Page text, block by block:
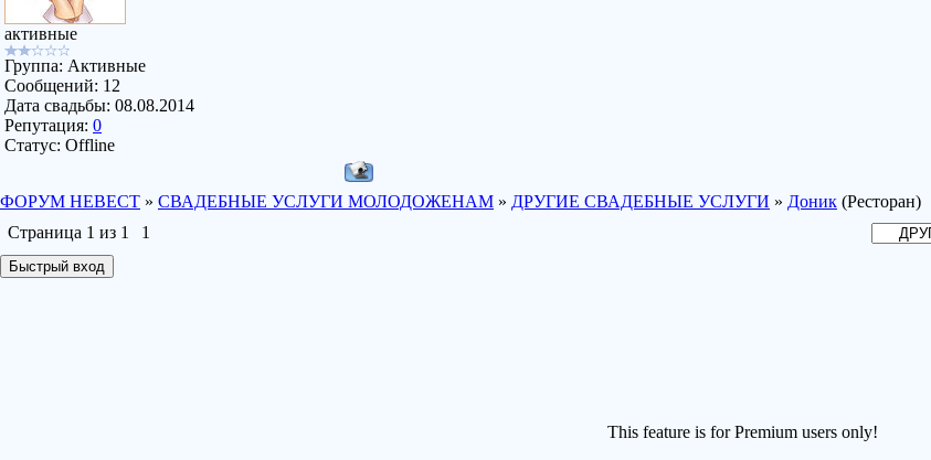
активные
Группа: Активные
Сообщений: 12
Дата свадьбы: 08.08.2014
Репутация: 0
Статус: Offline
ФОРУМ НЕВЕСТ » СВАДЕБНЫЕ УСЛУГИ МОЛОДОЖЕНАМ » ДРУГИЕ СВАДЕБНЫЕ УСЛУГИ » Доник (Ресторан)
Страница 1 из 1
1
This feature is for Premium users only!